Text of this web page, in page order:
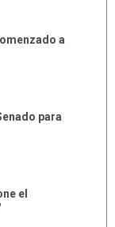
a
para
el